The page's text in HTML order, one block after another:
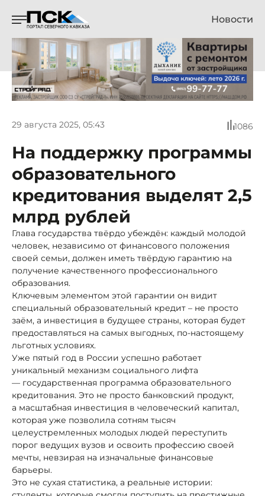
Новости
29 августа 2025, 05:43 1086
На поддержку программы
образовательного
кредитования выделят 2,5
млрд рублей
Глава государства твёрдо убеждён: каждый молодой
человек, независимо от финансового положения
своей семьи, должен иметь твёрдую гарантию на
получение качественного профессионального
образования.
Ключевым элементом этой гарантии он видит
специальный образовательный кредит – не просто
заём, а инвестиция в будущее страны, которая будет
предоставляться на самых выгодных, по-настоящему
льготных условиях.
Уже пятый год в России успешно работает
уникальный механизм социального лифта
— государственная программа образовательного
кредитования. Это не просто банковский продукт,
а масштабная инвестиция в человеческий капитал,
которая уже позволила сотням тысяч
целеустремленных молодых людей переступить
порог ведущих вузов и освоить профессию своей
мечты, невзирая на изначальные финансовые
барьеры.
Это не сухая статистика, а реальные истории: